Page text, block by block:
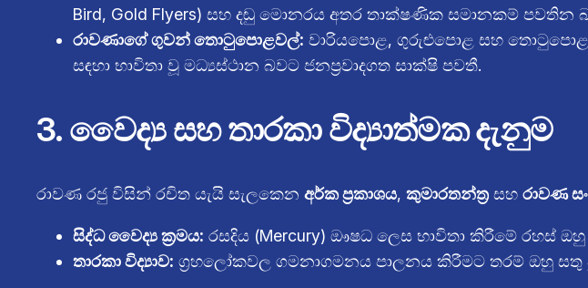
Bird, Gold Flyers) සහ දඬු මොනරය අතර තාක්ෂණික සමානකම් පවතින
රාවණාගේ ගුවන් තොටුපොළවල්: වාරියපොළ, ගුරුළුපොළ සහ
සඳහා භාවිතා වූ මධ්‍යස්ථාන බවට ජනප්‍රවාදගත සාක්ෂි පවතී.
3. වෛද්‍ය සහ තාරකා විද්‍යාත්මක දැනුම
රාවණ රජු විසින් රචිත යැයි සැලකෙන අර්ක ප්‍රකාශය, කුමාරතන්ත්‍ර සහ රාවණ
සිද්ධ වෛද්‍ය ක්‍රමය: රසදිය (Mercury) ඖෂධ ලෙස භාවිතා කිරීමේ රහස්
තාරකා විද්‍යාව: ග්‍රහලෝකවල ගමනාගමනය පාලනය කිරීමට තරම් ඔහු සතු වූ